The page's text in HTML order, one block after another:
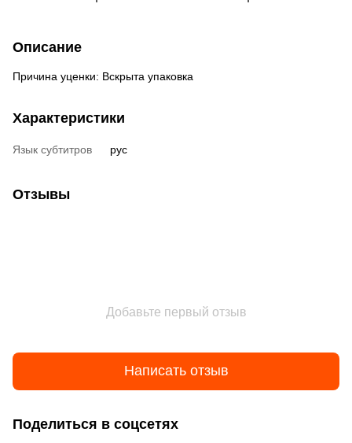
Описание
Причина уценки: Вскрыта упаковка
Характеристики
Язык субтитров рус
Отзывы
Добавьте первый отзыв
Написать отзыв
Поделиться в соцсетях